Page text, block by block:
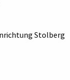
Stolberg